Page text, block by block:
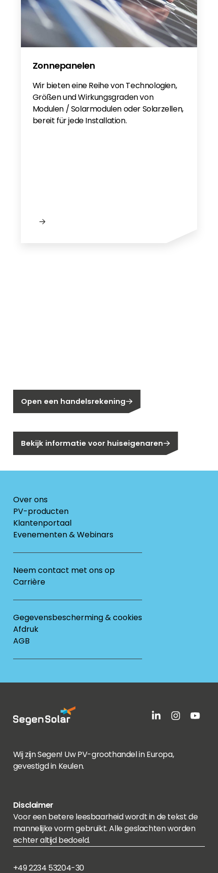
Solis EverCore 100-261kWh EN
Solis S6 EH3P(29.9-60)K-H-21A - DE
Solis S6 EH3P (29.9-60)K-H-21A - EN
Zonnepanelen
Wir bieten eine Reihe von Technologien,
Größen und Wirkungsgraden von
Modulen / Solarmodulen oder Solarzellen,
bereit für jede Installation.
Open een handelsrekening
Bekijk informatie voor huiseigenaren
Over ons
PV-producten
Klantenportaal
Evenementen & Webinars
Neem contact met ons op
Carrière
Gegevensbescherming & cookies
Afdruk
AGB
Wij zijn Segen! Uw PV-groothandel in Europa,
gevestigd in Keulen.
Disclaimer
Voor een betere leesbaarheid wordt in de tekst de
mannelijke vorm gebruikt. Alle geslachten worden
echter altijd bedoeld.
+49 2234 53204-30